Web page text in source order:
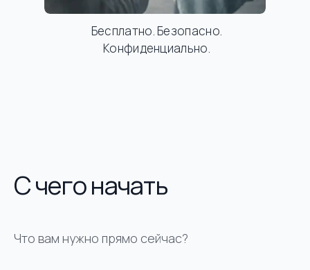
Бесплатно. Безопасно.
Конфиденциально.
С чего начать
Что вам нужно прямо сейчас?